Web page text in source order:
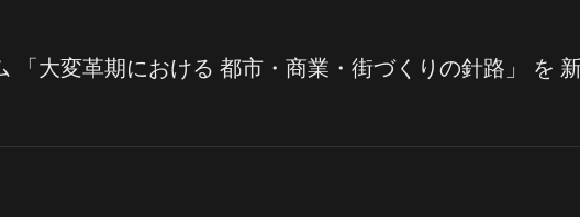
「大変革期における 都市・商業・街づくりの針路」 を